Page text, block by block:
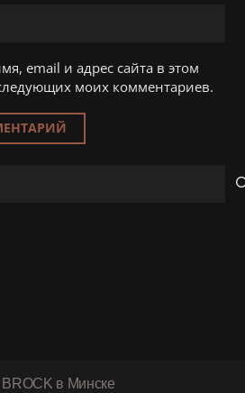
email и адрес сайта в этом
моих комментариев.
в Минске